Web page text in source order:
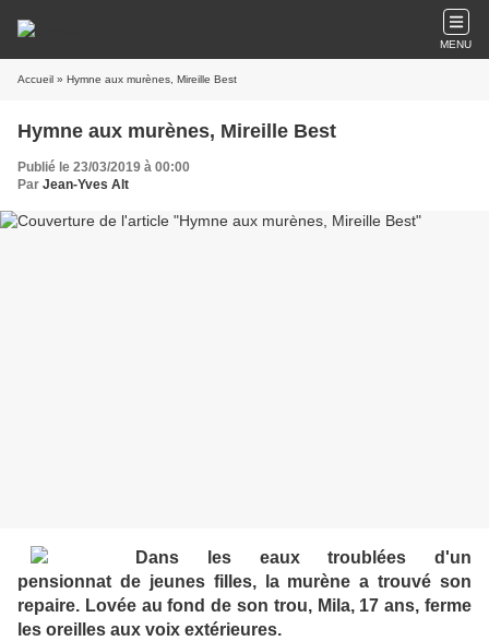
MENU
Accueil » Hymne aux murènes, Mireille Best
Hymne aux murènes, Mireille Best
Publié le 23/03/2019 à 00:00
Par Jean-Yves Alt
Dans les eaux troublées d'un
pensionnat de jeunes filles, la murène a trouvé son
repaire. Lovée au fond de son trou, Mila, 17 ans, ferme
les oreilles aux voix extérieures.